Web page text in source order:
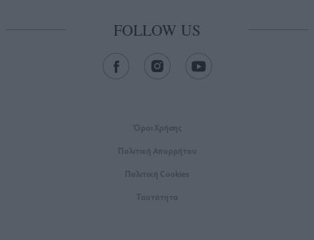
FOLLOW US
Όροι Xρήσης
Πολιτική Απορρήτου
Πολιτική Cookies
Ταυτότητα